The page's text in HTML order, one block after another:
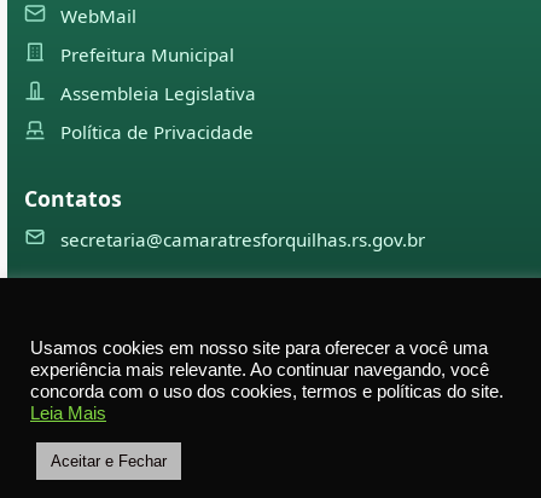
WebMail
Prefeitura Municipal
Assembleia Legislativa
Política de Privacidade
Contatos
secretaria@camaratresforquilhas.rs.gov.br
direitos reservados
Av. Professor Justino Alberto Tietbohl, 498 – Centro –
Usamos cookies em nosso site para oferecer a você uma
experiência mais relevante. Ao continuar navegando, você
concorda com o uso dos cookies, termos e políticas do site.
Leia Mais
Aceitar e Fechar